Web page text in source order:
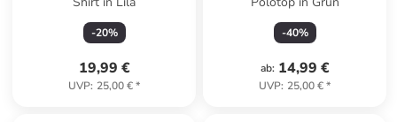
-20%
19,99 €
UVP: 25,00 €*
-40%
ab: 14,99 €
UVP: 25,00 €*